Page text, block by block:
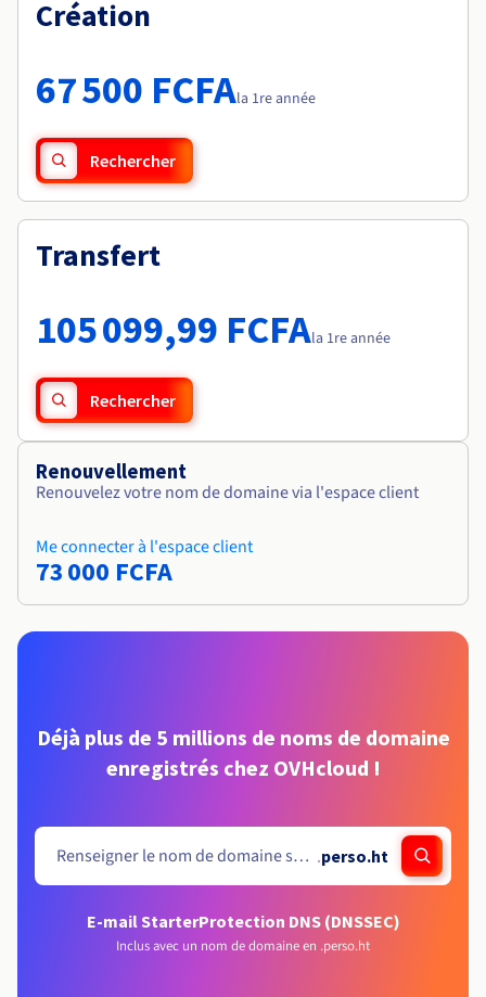
Tarifs
Roadmap & Changelog
Roadmap & Changelog
Création
67 500 FCFAla 1re année
Rechercher
Transfert
105 099,99 FCFAla 1re année
Rechercher
Renouvellement
Renouvelez votre nom de domaine via l'espace client
Me connecter à l'espace client
73 000 FCFA
Déjà plus de 5 millions de noms de domaine
enregistrés chez OVHcloud !
.perso.ht
E-mail StarterProtection DNS (DNSSEC)
Inclus avec un nom de domaine en .perso.ht